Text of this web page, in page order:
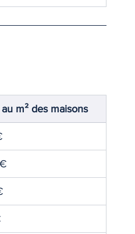
m² des maisons